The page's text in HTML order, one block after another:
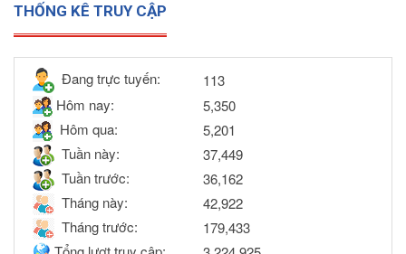
THỐNG KÊ TRUY CẬP
Đang trực tuyến:
113
Hôm nay:
5,350
Hôm qua:
5,201
Tuần này:
37,449
Tuần trước:
36,162
Tháng này:
42,922
Tháng trước:
179,433